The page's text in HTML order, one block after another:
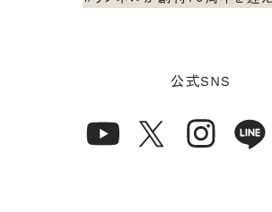
公式SNS